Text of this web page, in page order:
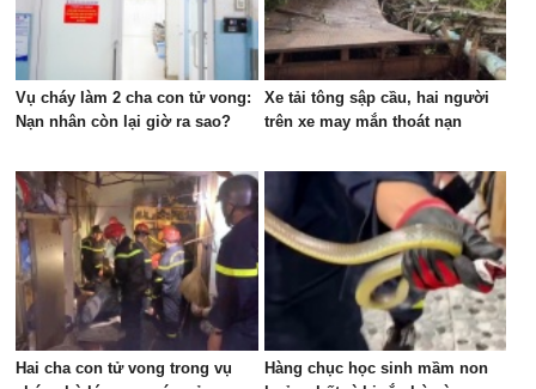
Vụ cháy làm 2 cha con tử vong:
Nạn nhân còn lại giờ ra sao?
Xe tải tông sập cầu, hai người
trên xe may mắn thoát nạn
Hai cha con tử vong trong vụ
Hàng chục học sinh mầm non